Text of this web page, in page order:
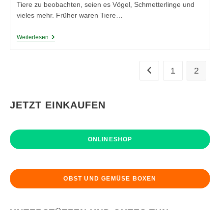
Tiere zu beobachten, seien es Vögel, Schmetterlinge und
vieles mehr. Früher waren Tiere…
WeiterlesenTiere
Zur vorherigen Seite
1 2
JETZT EINKAUFEN
ONLINESHOP
OBST UND GEMÜSE BOXEN